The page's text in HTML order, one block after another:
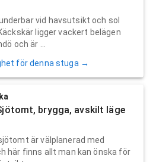
vid havsutsikt och sol
ligger vackert belägen
och är ...
för denna stuga →
brygga, avskilt läge
är välplanerad med
här finns allt man kan önska för